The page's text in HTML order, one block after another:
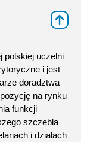
polskiej uczelni
i jest
doradztwa
na rynku
funkcji
szczebla
i działach